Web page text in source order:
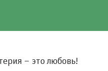
– это любовь!